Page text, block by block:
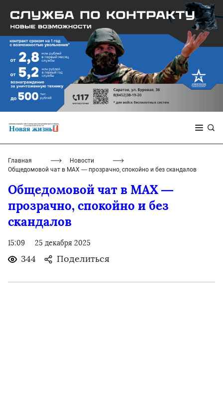
Главная
Новости
Общедомовой чат в MAX — прозрачно, спокойно и без скандалов
Общедомовой чат в MAX —
прозрачно, спокойно и без
скандалов
15:09 25 декабря 2025
344 Поделиться